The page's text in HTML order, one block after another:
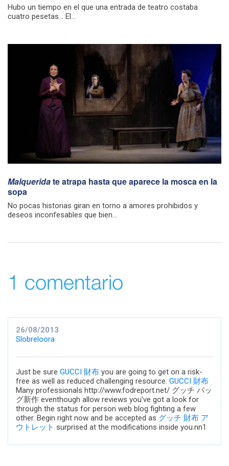
Hubo un tiempo en el que una entrada de teatro costaba
cuatro pesetas… El...
Malqueridate atrapa hasta que aparece la mosca en la
sopa
No pocas historias giran en torno a amores prohibidos y
deseos inconfesables que bien...
1 comentario
26/08/2013
Slobreloora
Just be sure GUCCI 財布 you are going to get on a risk-
free as well as reduced challenging resource. GUCCI 財布
Many professionals http://www.fodreport.net/ グッチ バッ
グ新作 eventhough allow reviews you've got a look for
through the status for person web blog fighting a few
other. Begin right now and be accepted as グッチ 財布 ア
ウトレット surprised at the modifications inside you.nn1